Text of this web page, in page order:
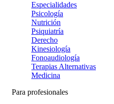
Especialidades
Psicología
Nutrición
Psiquiatría
Derecho
Kinesiología
Fonoaudiología
Terapias Alternativas
Medicina
Para profesionales